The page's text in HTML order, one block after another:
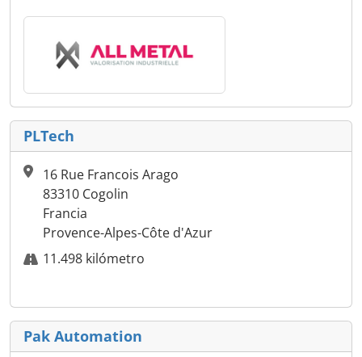
PLTech
16 Rue Francois Arago
83310 Cogolin
Francia
Provence-Alpes-Côte d'Azur
11.498 kilómetro
Pak Automation